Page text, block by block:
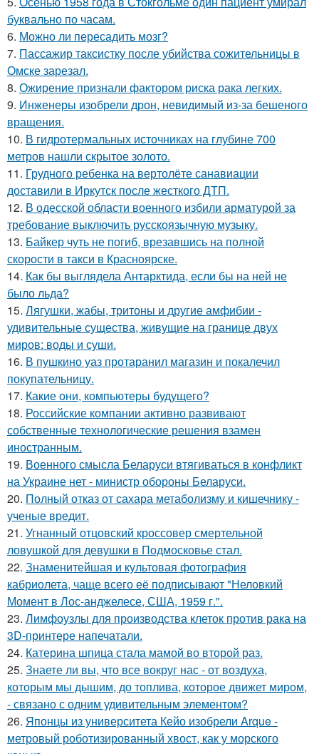
буквально по часам.
6. Можно ли пересадить мозг?
7. Пассажир таксистку после убийства сожительницы в
Омске зарезал.
8. Ожирение признали фактором риска рака легких.
9. Инженеры изобрели дрон, невидимый из-за бешеного
вращения.
10. В гидротермальных источниках на глубине 700
метров нашли скрытое золото.
11. Грудного ребенка на вертолёте санавиации
доставили в Иркутск после жесткого ДТП.
12. В одесской области военного избили арматурой за
требование выключить русскоязычную музыку.
13. Байкер чуть не погиб, врезавшись на полной
скорости в такси в Красноярске.
14. Как бы выглядела Антарктида, если бы на ней не
было льда?
15. Лягушки, жабы, тритоны и другие амфибии -
удивительные существа, живущие на границе двух
миров: воды и суши.
16. В пушкино уаз протаранил магазин и покалечил
покупательницу.
17. Какие они, компьютеры будущего?
18. Российские компании активно развивают
собственные технологические решения взамен
иностранным.
19. Военного смысла Беларуси втягиваться в конфликт
на Украине нет - министр обороны Беларуси.
20. Полный отказ от сахара метаболизму и кишечнику -
ученые вредит.
21. Угнанный отцовский кроссовер смертельной
ловушкой для девушки в Подмосковье стал.
22. Знаменитейшая и культовая фотография
кабриолета, чаще всего её подписывают "Неловкий
Момент в Лос-анджелесе, США, 1959 г.".
23. Лимфоузлы для производства клеток против рака на
3D-принтере напечатали.
24. Катерина шпица стала мамой во второй раз.
25. Знаете ли вы, что все вокруг нас - от воздуха,
которым мы дышим, до топлива, которое движет миром,
- связано с одним удивительным элементом?
26. Японцы из университета Кейо изобрели Arque -
метровый роботизированный хвост, как у морского